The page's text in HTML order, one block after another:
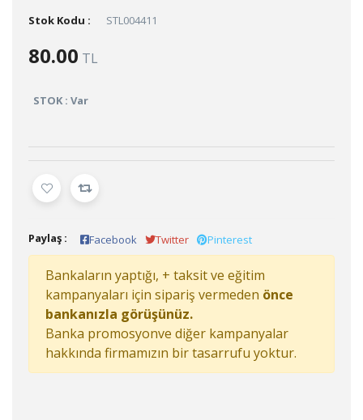
Stok Kodu : STL004411
80.00 TL
STOK : Var
Paylaş : Facebook Twitter Pinterest
Bankaların yaptığı, + taksit ve eğitim
kampanyaları için sipariş vermeden önce
bankanızla görüşünüz.
Banka promosyonve diğer kampanyalar
hakkında firmamızın bir tasarrufu yoktur.